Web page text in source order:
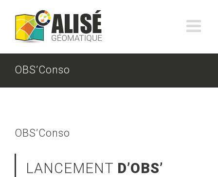
content
OBS’Conso
OBS’Conso
LANCEMENT D’OBS’